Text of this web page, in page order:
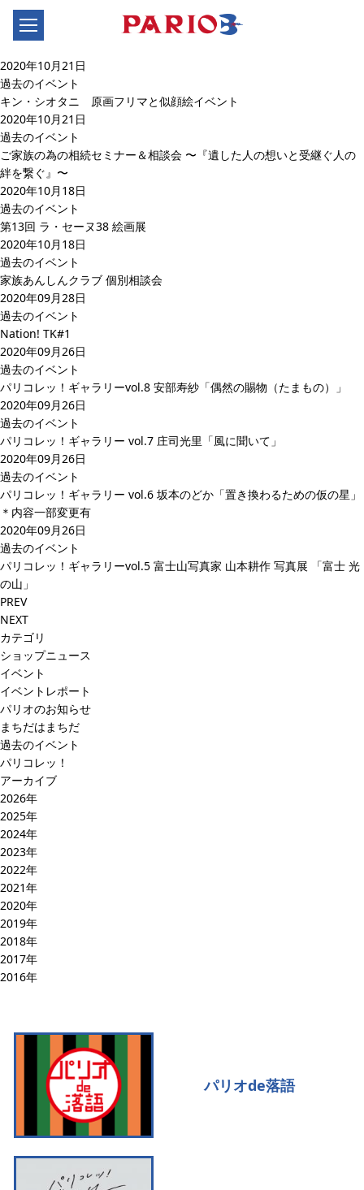
2020年10月21日
過去のイベント
キン・シオタニ 原画フリマと似顔絵イベント
2020年10月21日
過去のイベント
ご家族の為の相続セミナー＆相談会 〜『遺した人の想いと受継ぐ人の
絆を繋ぐ』〜
2020年10月18日
過去のイベント
第13回 ラ・セーヌ38 絵画展
2020年10月18日
過去のイベント
家族あんしんクラブ 個別相談会
2020年09月28日
過去のイベント
Nation! TK#1
2020年09月26日
過去のイベント
パリコレッ！ギャラリーvol.8 安部寿紗「偶然の賜物（たまもの）」
2020年09月26日
過去のイベント
パリコレッ！ギャラリー vol.7 庄司光里「風に聞いて」
2020年09月26日
過去のイベント
パリコレッ！ギャラリー vol.6 坂本のどか「置き換わるための仮の星」
＊内容一部変更有
2020年09月26日
過去のイベント
パリコレッ！ギャラリーvol.5 富士山写真家 山本耕作 写真展 「富士 光
の山」
PREV
NEXT
カテゴリ
ショップニュース
イベント
イベントレポート
パリオのお知らせ
まちだはまちだ
過去のイベント
パリコレッ！
アーカイブ
2026年
2025年
2024年
2023年
2022年
2021年
2020年
2019年
2018年
2017年
2016年
パリオde落語